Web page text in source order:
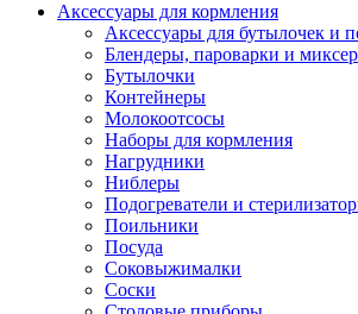
Аксессуары для кормления
Аксессуары для бутылочек и
Блендеры, пароварки и
Бутылочки
Контейнеры
Молокоотсосы
Наборы для кормления
Нагрудники
Ниблеры
Подогреватели и
Поильники
Посуда
Соковыжималки
Соски